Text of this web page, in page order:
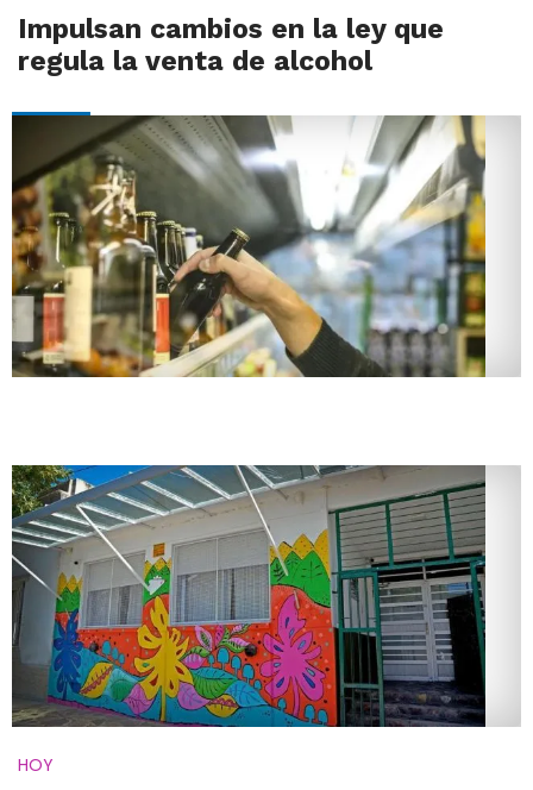
Impulsan cambios en la ley que
regula la venta de alcohol
HOY